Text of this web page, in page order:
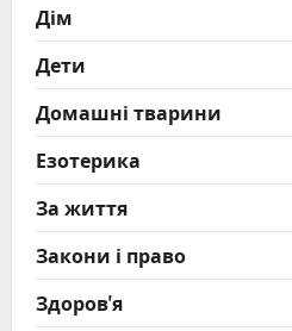
Дім
Дети
Домашні тварини
Езотерика
За життя
Закони і право
Здоров'я